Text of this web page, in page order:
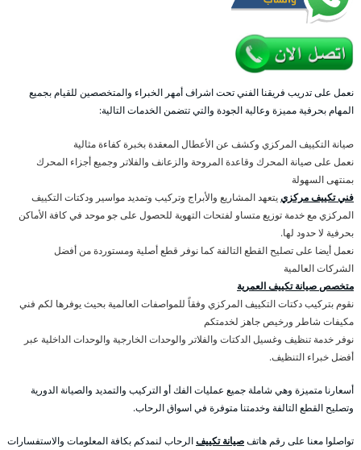
نعمل على تدريب فريقنا الفني تحت اشراف أمهر الخبراء والمتخصصين للقيام بجميع
المهام بحرفية مميزة وعالية الجودة والتي تتضمن الخدمات التالية:
صيانة التكييف المركزي وكشف عن الأعطال المعقدة بخبرة كفاءة مثالية
نعمل على صيانة المحرك وقاعدة المروحة والزعانف والفلاتر وجميع أجزاء المحرك
بمنتهى السهولة
فني تكييف مركزييتعهد المشاريع والأبراج وتركيب وتمديد مواسير ودكتات التكييف
المركزي مع خدمة توزيع متساو لفتحات التهوية للحصول على جو موحد في كافة الأماكن
بحرفية لا حدود لها.
نعمل أيضا على تصليح القطع التالفة كما نوفر قطع أصلية ومستوردة من أفضل
الشركات العالمية
متخصص صيانة تكييف العمرية
نقوم بتركيب دكتات التكييف المركزي وفقاً للمواصفات العالمية بحيث يوفرها لكم فني
مكيفات شاطر ورخيص جاهز لخدمتكم
نوفر خدمة تنظيف وغسيل الدكتات والفلاتر والوحدات الخارجية والوحدات الداخلية عبر
أفضل خبراء التنظيف.
أسعارنا متميزة وهي شاملة جميع عمليات الفك أو التركيب والتمديد والصيانة الدورية
وتصليح القطع التالفة وخدمتنا متوفرة في اسواق الرحاب.
تواصلوا معنا على رقم هاتفصيانة تكييفالرحاب لنمدكم بكافة المعلومات والاستفسارات